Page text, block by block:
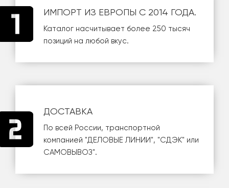
ИМПОРТ ИЗ ЕВРОПЫ С 2014 ГОДА.
Каталог насчитывает более 250 тысяч
позиций на любой вкус.
ДОСТАВКА
По всей России, транспортной
компанией "ДЕЛОВЫЕ ЛИНИИ", "СДЭК" или
САМОВЫВОЗ".